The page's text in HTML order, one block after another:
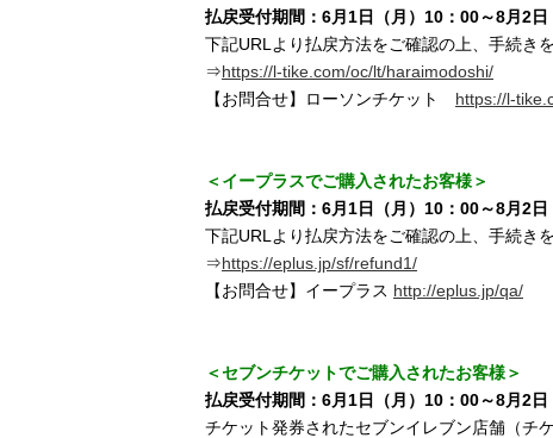
払戻受付期間：6月1日（月）10：00～8月2
下記URLより払戻方法をご確認の上、手続き
⇒https://l-tike.com/oc/lt/haraimodoshi/
【お問合せ】ローソンチケット https://l-
＜イープラスでご購入されたお客様＞
払戻受付期間：6月1日（月）10：00～8月2
下記URLより払戻方法をご確認の上、手続き
⇒https://eplus.jp/sf/refund1/
【お問合せ】イープラス http://eplus.jp/qa/
＜セブンチケットでご購入されたお客様＞
払戻受付期間：6月1日（月）10：00～8月2
チケット発券されたセブンイレブン店舗（チ